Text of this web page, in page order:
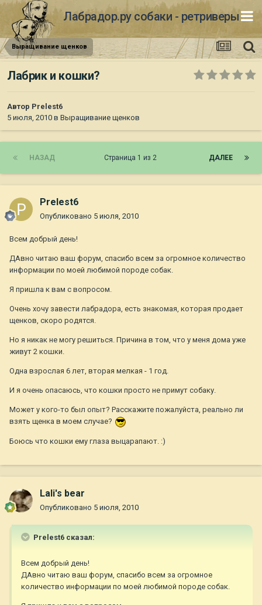
Лабрадор.ру собаки - ретриверы
Выращивание щенков
Лабрик и кошки?
Автор Prelest6
5 июля, 2010 в Выращивание щенков
НАЗАД ДАЛЕЕ
Страница 1 из 2
Prelest6
Опубликовано 5 июля, 2010
Всем добрый день!
ДАвно читаю ваш форум, спасибо всем за огромное количество
информации по моей любимой породе собак.
Я пришла к вам с вопросом.
Очень хочу завести лабрадора, есть знакомая, которая продает
щенков, скоро родятся.
Но я никак не могу решиться. Причина в том, что у меня дома уже
живут 2 кошки.
Одна взрослая 6 лет, вторая мелкая - 1 год.
И я очень опасаюсь, что кошки просто не примут собаку.
Может у кого-то был опыт? Расскажите пожалуйста, реально ли
взять щенка в моем случае?
Боюсь что кошки ему глаза выцарапают. :)
Lali's bear
Опубликовано 5 июля, 2010
Prelest6 сказал:
Всем добрый день!
ДАвно читаю ваш форум, спасибо всем за огромное
количество информации по моей любимой породе собак.